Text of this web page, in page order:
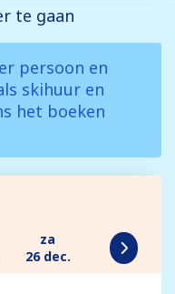
te gaan
persoon en
skihuur en
het boeken
za
26 dec.